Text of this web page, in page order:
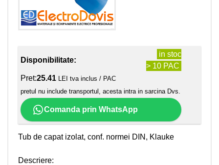
Disponibilitate:
in stoc
> 10 PAC
Pret:25.41 LEI tva inclus / PAC
pretul nu include transportul, acesta intra in sarcina Dvs.
Comanda prin WhatsApp
Tub de capat izolat, conf. normei DIN, Klauke
Descriere: